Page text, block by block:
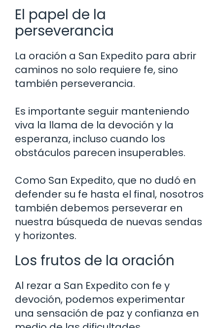
El papel de la
perseverancia
La oración a San Expedito para abrir
caminos no solo requiere fe, sino
también perseverancia.
Es importante seguir manteniendo
viva la llama de la devoción y la
esperanza, incluso cuando los
obstáculos parecen insuperables.
Como San Expedito, que no dudó en
defender su fe hasta el final, nosotros
también debemos perseverar en
nuestra búsqueda de nuevas sendas
y horizontes.
Los frutos de la oración
Al rezar a San Expedito con fe y
devoción, podemos experimentar
una sensación de paz y confianza en